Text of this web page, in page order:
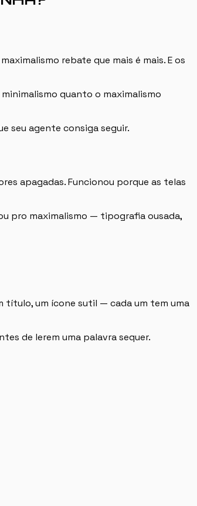
rebate que mais é mais. E os
quanto o maximalismo
seu agente consiga seguir.
apagadas. Funcionou porque as telas
pro maximalismo — tipografia ousada,
título, um ícone sutil — cada um tem uma
de lerem uma palavra sequer.